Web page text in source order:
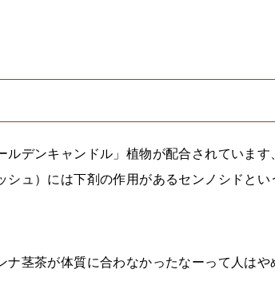
デンキャンドル」植物が配合されています
シュ）には下剤の作用があるセンノシドとい
茎茶が体質に合わなかったなーって人はや